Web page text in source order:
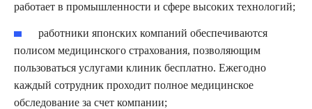
работает в промышленности и сфере высоких технологий;
работники японских компаний обеспечиваются
полисом медицинского страхования, позволяющим
пользоваться услугами клиник бесплатно. Ежегодно
каждый сотрудник проходит полное медицинское
обследование за счет компании;